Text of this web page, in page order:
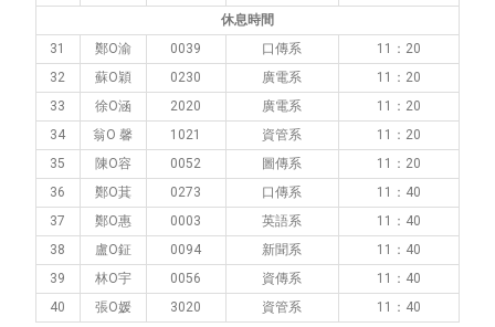
休息時間
31
鄭Ο渝 0039 口傳系
11：20
32
蘇Ο穎 0230 廣電系
11：20
33
徐Ο涵 2020 廣電系
11：20
34
翁Ο 馨 1021 資管系
11：20
35
陳Ο容 0052 圖傳系
11：20
36
鄭Ο萁 0273 口傳系
11：40
37
鄭Ο惠 0003 英語系
11：40
38
盧Ο鉦 0094 新聞系
11：40
39
林Ο宇 0056 資傳系
11：40
40
張Ο媛 3020 資管系 11：40